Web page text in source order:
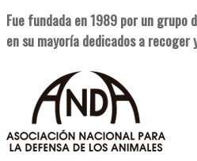
Fue fundada en 1989 por un grupo
en su mayoría dedicados a